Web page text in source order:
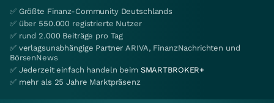
✅ Größte Finanz-Community Deutschlands
✅ über 550.000 registrierte Nutzer
✅ rund 2.000 Beiträge pro Tag
✅ verlagsunabhängige Partner ARIVA, FinanzNachrichten und
BörsenNews
✅ Jederzeit einfach handeln beim SMARTBROKER+
✅ mehr als 25 Jahre Marktpräsenz